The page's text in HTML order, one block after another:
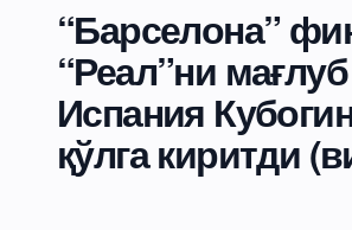
“Барселона”
“Реал”ни
Испания
қўлга киритди